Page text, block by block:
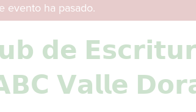
evento ha pasado.
𝗱𝗲
𝗩𝗮𝗹𝗹𝗲